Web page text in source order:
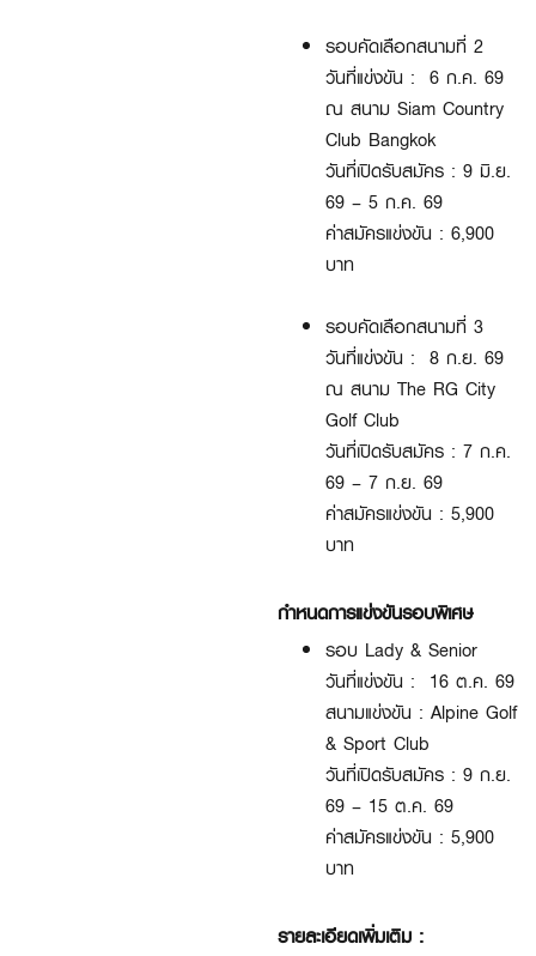
รอบคัดเลือกสนามที่ 2
วันที่แข่งขัน : 6 ก.ค. 69
ณ สนาม Siam Country
Club Bangkok
วันที่เปิดรับสมัคร : 9 มิ.ย.
69 – 5 ก.ค. 69
ค่าสมัครแข่งขัน : 6,900
บาท
รอบคัดเลือกสนามที่ 3
วันที่แข่งขัน : 8 ก.ย. 69
ณ สนาม The RG City
Golf Club
วันที่เปิดรับสมัคร : 7 ก.ค.
69 – 7 ก.ย. 69
ค่าสมัครแข่งขัน : 5,900
บาท
กำหนดการแข่งขันรอบพิเศษ
รอบ Lady & Senior
วันที่แข่งขัน : 16 ต.ค. 69
สนามแข่งขัน : Alpine Golf
& Sport Club
วันที่เปิดรับสมัคร : 9 ก.ย.
69 – 15 ต.ค. 69
ค่าสมัครแข่งขัน : 5,900
บาท
รายละเอียดเพิ่มเติม :